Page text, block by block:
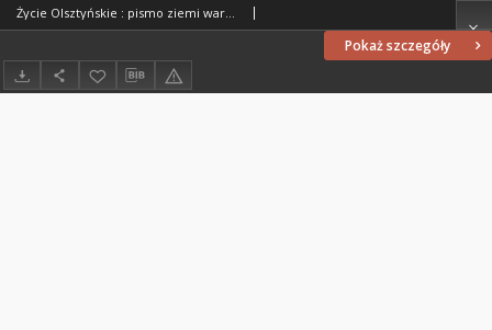
Pokaż szczegóły
Życie Olsztyńskie : pismo ziemi warmińsko-mazurskiej, 1954, nr 215